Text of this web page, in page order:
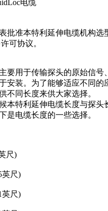
电缆
准本特利延伸电缆机构选
可协议。
要用于传输探头的原始信号
安装。为了能够适应不同的
不同长度来供大家选择。
特利延伸电缆长度与探头
是电缆长度的一些选择。
尺)
尺)
尺)